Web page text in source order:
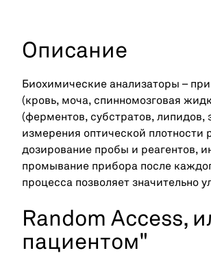
Описание
Биохимические анализаторы –
(кровь, моча, спинномозговая
(ферментов, субстратов, липидов,
измерения оптической плотности
дозирование пробы и реагентов,
промывание прибора после
процесса позволяет значительно
Random Access,
пациентом"